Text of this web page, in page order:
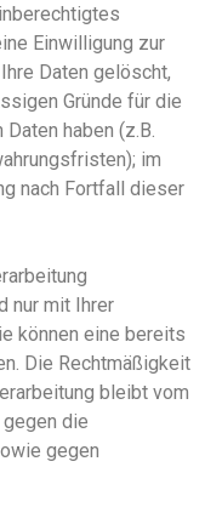
Einwilligung zur
Daten gelöscht,
Gründe für die
haben (z.B.
im
nach Fortfall dieser
nur mit Ihrer
können eine bereits
Die Rechtmäßigkeit
bleibt vom
die
gegen